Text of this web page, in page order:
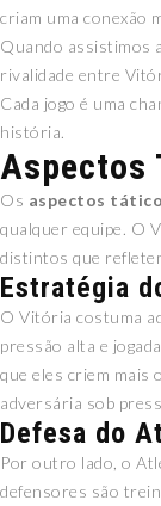
criam uma conexão
Quando assistimos
rivalidade entre
Cada jogo é uma
história.
Aspectos
Os aspectos
qualquer equipe. O
distintos que
Estratégia
O Vitória costuma
pressão alta e
que eles criem mais
adversária sob
Defesa do
Por outro lado, o
defensores são